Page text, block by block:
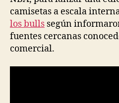
camisetas a escala
los bulls según
fuentes cercanas
comercial.